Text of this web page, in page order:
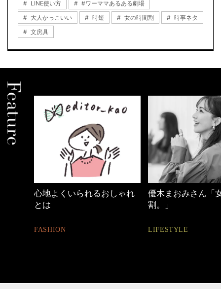
LINE使い方
#ワーママあるある劇場
大人かっこいい
時短 女の時間割
時事ネタ
文房具
心地よくいられるおしゃれ
とは
FASHION
優木まおみさん「女の
割。」
LIFESTYLE